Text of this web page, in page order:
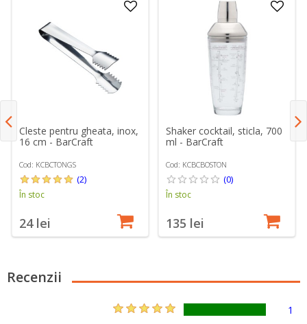
Cleste pentru gheata, inox,
16 cm - BarCraft
Cod: KCBCTONGS
(2)
În stoc
24 lei
Shaker cocktail, sticla, 700
ml - BarCraft
Cod: KCBCBOSTON
(0)
În stoc
135 lei
Recenzii
1